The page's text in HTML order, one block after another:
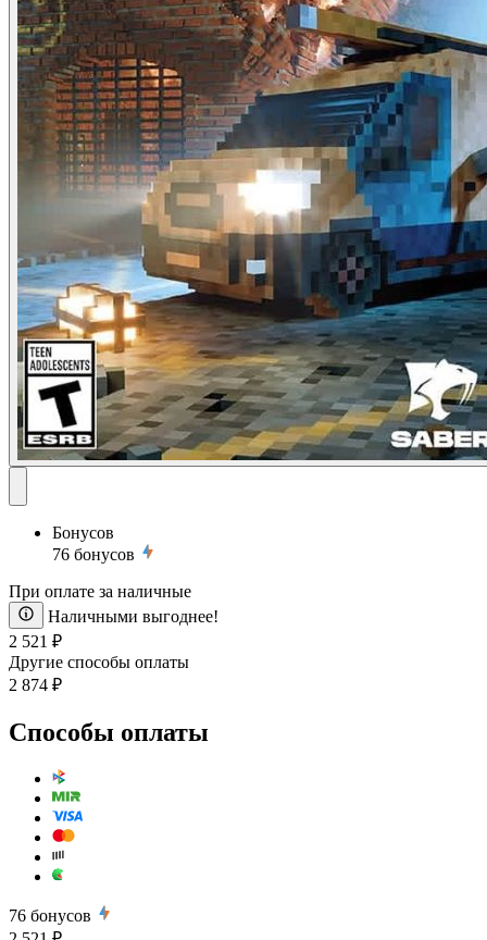
Бонусов
76 бонусов
При оплате за наличные
Наличными выгоднее!
2 521 ₽
Другие способы оплаты
2 874 ₽
Способы оплаты
76 бонусов